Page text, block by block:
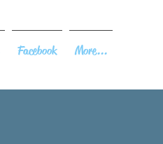
Facebook More...